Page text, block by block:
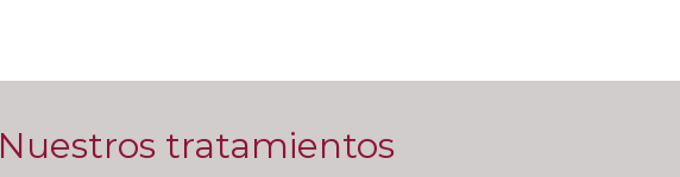
Nuestros tratamientos